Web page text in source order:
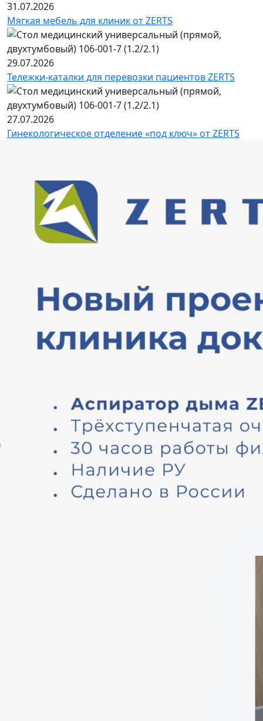
31.07.2026
Мягкая мебель для клиник от ZERTS
29.07.2026
Тележки-каталки для перевозки пациентов ZERTS
27.07.2026
Гинекологическое отделение «под ключ» от ZERTS